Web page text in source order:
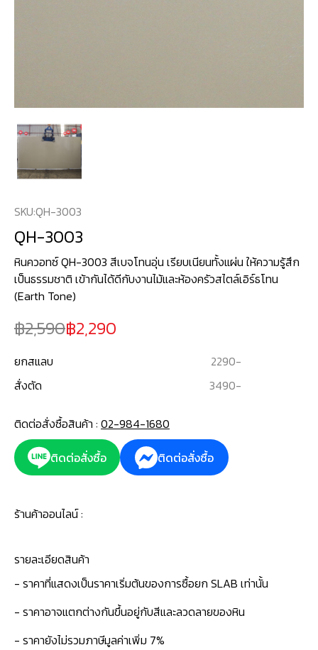
SKU:QH-3003
QH-3003
หินควอทซ์ QH-3003 สีเบจโทนอุ่น เรียบเนียนทั้งแผ่น ให้ความรู้สึก
เป็นธรรมชาติ เข้ากันได้ดีกับงานไม้และห้องครัวสไตล์เอิร์ธโทน
(Earth Tone)
2,590 2,290
ยกสแลบ 2290-
สั่งตัด
3490-
ติดต่อสั่งซื้อสินค้า : 02-984-1680
ติดต่อสั่งซื้อ
ติดต่อสั่งซื้อ
ร้านค้าออนไลน์ :
รายละเอียดสินค้า
- ราคาที่แสดงเป็นราคาเริ่มต้นของการซื้อยก SLAB เท่านั้น
- ราคาอาจแตกต่างกันขึ้นอยู่กับสีและลวดลายของหิน
- ราคายังไม่รวมภาษีมูลค่าเพิ่ม 7%